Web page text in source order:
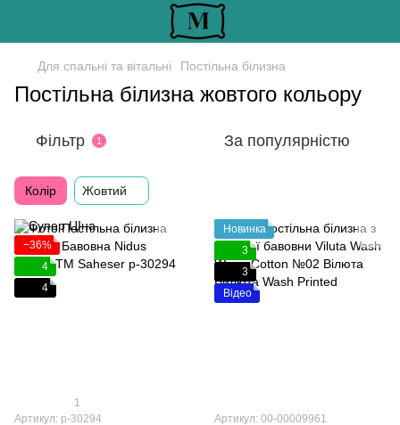
Для спальні та вітальні Постільна білизна
Постільна білизна жовтого кольору
Фільтр 1 За популярністю
Колір Жовтий
−36%
4
4
1
Артикул: p-30294
Новинка
3
3
Відео
Артикул: 00-00009961